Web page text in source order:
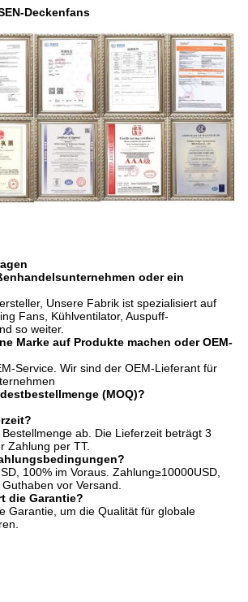
Deckenfans
oder ein
Unsere Fabrik ist spezialisiert auf
Fans, Kühlventilator, Auspuff-
so weiter.
Marke auf Produkte machen oder OEM-
Service. Wir sind der OEM-Lieferant für
(MOQ)?
ab. Die Lieferzeit beträgt 3
Zahlung per TT.
100% im Voraus. Zahlung≥10000USD,
vor Versand.
die Garantie?
Garantie, um die Qualität für globale